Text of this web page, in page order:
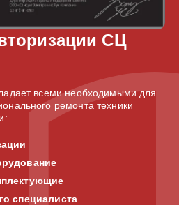
СЦ
всеми необходимыми для
ремонта техники
специалиста